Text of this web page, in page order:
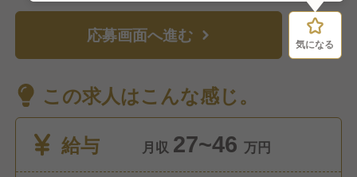
応募画面へ進む 気になる
この求人はこんな感じ。
給与
月収 27~46 万円
気になる